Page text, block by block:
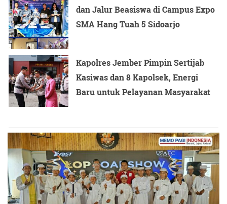
dan Jalur Beasiswa di Campus Expo
SMA Hang Tuah 5 Sidoarjo
Kapolres Jember Pimpin Sertijab
Kasiwas dan 8 Kapolsek, Energi
Baru untuk Pelayanan Masyarakat